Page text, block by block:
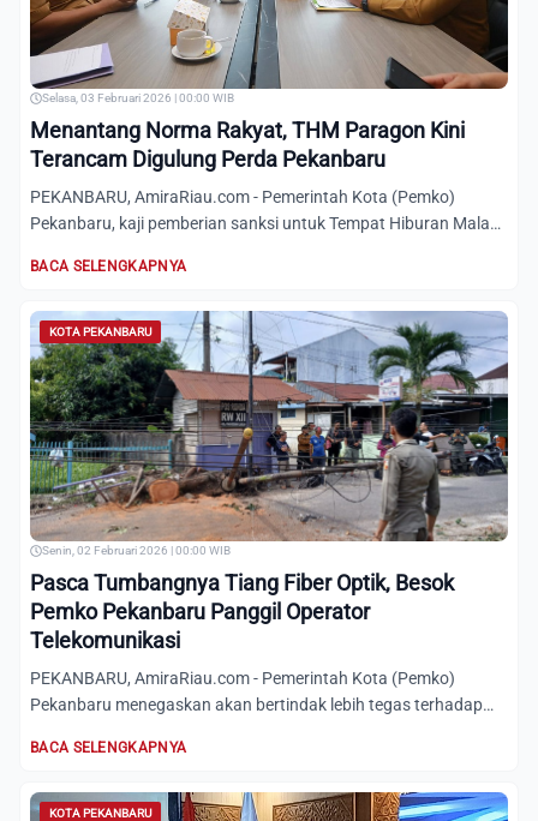
Selasa, 03 Februari 2026 | 00:00 WIB
Menantang Norma Rakyat, THM Paragon Kini
Terancam Digulung Perda Pekanbaru
PEKANBARU, AmiraRiau.com - Pemerintah Kota (Pemko)
Pekanbaru, kaji pemberian sanksi untuk Tempat Hiburan Malam
BACA SELENGKAPNYA
KOTA PEKANBARU
Senin, 02 Februari 2026 | 00:00 WIB
Pasca Tumbangnya Tiang Fiber Optik, Besok
Pemko Pekanbaru Panggil Operator
Telekomunikasi
PEKANBARU, AmiraRiau.com - Pemerintah Kota (Pemko)
Pekanbaru menegaskan akan bertindak lebih tegas terhadap
BACA SELENGKAPNYA
KOTA PEKANBARU